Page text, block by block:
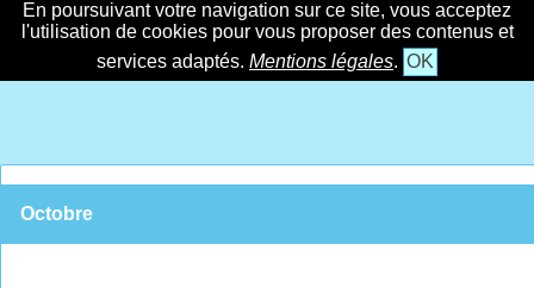
En poursuivant votre navigation sur ce site, vous acceptez
l'utilisation de cookies pour vous proposer des contenus et
services adaptés. Mentions légales. OK
Octobre